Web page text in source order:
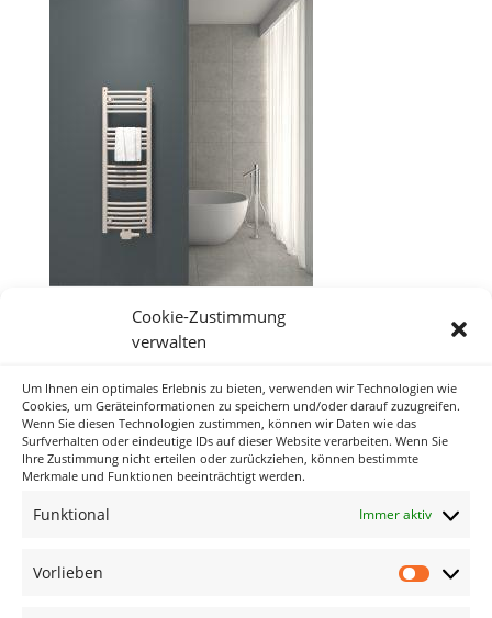
Cookie-Zustimmung
verwalten
Um Ihnen ein optimales Erlebnis zu bieten, verwenden wir Technologien wie
Cookies, um Geräteinformationen zu speichern und/oder darauf zuzugreifen.
Wenn Sie diesen Technologien zustimmen, können wir Daten wie das
Surfverhalten oder eindeutige IDs auf dieser Website verarbeiten. Wenn Sie
Ihre Zustimmung nicht erteilen oder zurückziehen, können bestimmte
Merkmale und Funktionen beeinträchtigt werden.
Funktional Immer aktiv
Vorlieben
Neueste Kommentare
Archiv
Keine Kategorien